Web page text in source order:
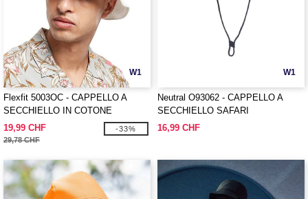
W1
Flexfit 5003OC - CAPPELLO A
SECCHIELLO IN COTONE
BIOLOGICO
19,99 CHF
29,78 CHF
-33%
W1
Neutral O93062 - CAPPELLO A
SECCHIELLO SAFARI
16,99 CHF